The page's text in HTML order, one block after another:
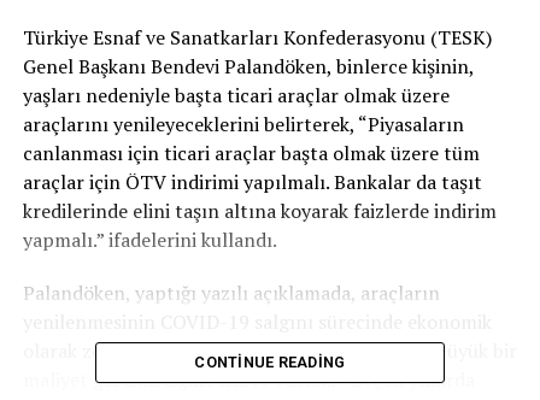
Türkiye Esnaf ve Sanatkarları Konfederasyonu (TESK)
Genel Başkanı Bendevi Palandöken, binlerce kişinin,
yaşları nedeniyle başta ticari araçlar olmak üzere
araçlarını yenileyeceklerini belirterek, “Piyasaların
canlanması için ticari araçlar başta olmak üzere tüm
araçlar için ÖTV indirimi yapılmalı. Bankalar da taşıt
kredilerinde elini taşın altına koyarak faizlerde indirim
yapmalı.” ifadelerini kullandı.
Palandöken, yaptığı yazılı açıklamada, araçların
olarak zor günlerden geçen esnaf için çok daha büyük bir
maliyet gerektirdiğine işaret ederek, “Geçen yıllarda
CONTINUE READING